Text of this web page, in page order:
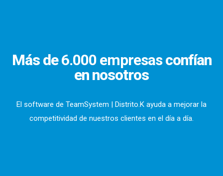
Más de6.000 empresasconfían
en nosotros
El software de TeamSystem | Distrito.K ayuda a mejorar la
competitividad de nuestros clientes en el día a día.